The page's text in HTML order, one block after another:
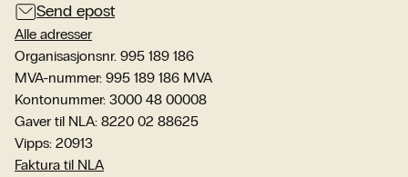
Send epost
Alle adresser
Organisasjonsnr. 995 189 186
MVA-nummer: 995 189 186 MVA
Kontonummer: 3000 48 00008
Gaver til NLA: 8220 02 88625
Vipps: 20913
Faktura til NLA